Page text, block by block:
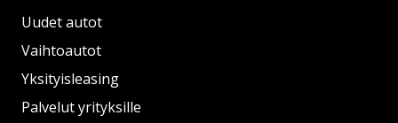
Uudet autot
Vaihtoautot
Yksityisleasing
Palvelut yrityksille